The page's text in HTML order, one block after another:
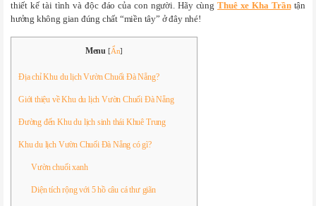
thiết kế tài tình và độc đáo của con người. Hãy cùngThuê xe Kha Trầntận
hưởng không gian đúng chất “miền tây” ở đây nhé!
Menu [Ẩn]
Địa chỉ Khu du lịch Vườn Chuối Đà Nẵng?
Giới thiệu về Khu du lịch Vườn Chuối Đà Nẵng
Đường đến Khu du lịch sinh thái Khuê Trung
Khu du lịch Vườn Chuối Đà Nẵng có gì?
Vườn chuối xanh
Diện tích rộng với 5 hồ câu cá thư giãn